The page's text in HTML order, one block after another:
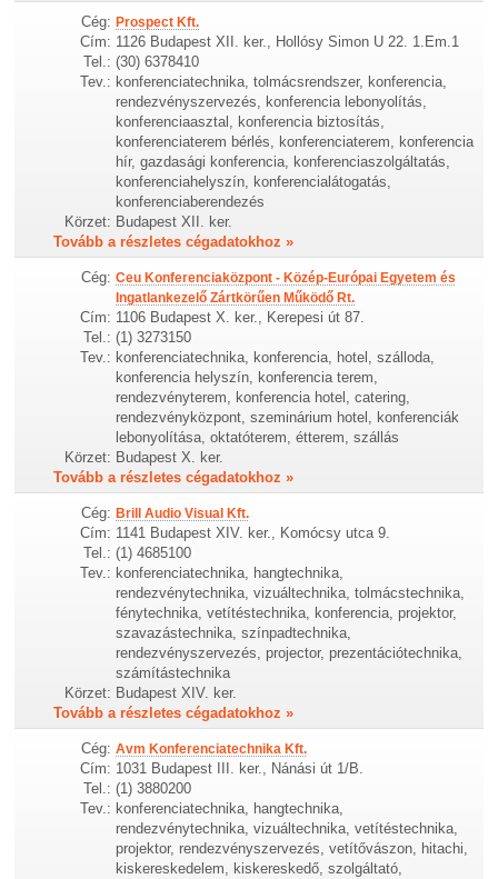
Cég: Prospect Kft.
Cím: 1126 Budapest XII. ker., Hollósy Simon U 22. 1.Em.1
Tel.: (30) 6378410
Tev.: konferenciatechnika, tolmácsrendszer, konferencia,
rendezvényszervezés, konferencia lebonyolítás,
konferenciaasztal, konferencia biztosítás,
konferenciaterem bérlés, konferenciaterem, konferencia
hír, gazdasági konferencia, konferenciaszolgáltatás,
konferenciahelyszín, konferencialátogatás,
konferenciaberendezés
Körzet: Budapest XII. ker.
Tovább a részletes cégadatokhoz »
Cég: Ceu Konferenciaközpont - Közép-Európai Egyetem és
Ingatlankezelő Zártkörűen Működő Rt.
Cím: 1106 Budapest X. ker., Kerepesi út 87.
Tel.: (1) 3273150
Tev.: konferenciatechnika, konferencia, hotel, szálloda,
konferencia helyszín, konferencia terem,
rendezvényterem, konferencia hotel, catering,
rendezvényközpont, szeminárium hotel, konferenciák
lebonyolítása, oktatóterem, étterem, szállás
Körzet: Budapest X. ker.
Tovább a részletes cégadatokhoz »
Cég: Brill Audio Visual Kft.
Cím: 1141 Budapest XIV. ker., Komócsy utca 9.
Tel.: (1) 4685100
Tev.: konferenciatechnika, hangtechnika,
rendezvénytechnika, vizuáltechnika, tolmácstechnika,
fénytechnika, vetítéstechnika, konferencia, projektor,
szavazástechnika, színpadtechnika,
rendezvényszervezés, projector, prezentációtechnika,
számítástechnika
Körzet: Budapest XIV. ker.
Tovább a részletes cégadatokhoz »
Cég: Avm Konferenciatechnika Kft.
Cím: 1031 Budapest III. ker., Nánási út 1/B.
Tel.: (1) 3880200
Tev.: konferenciatechnika, hangtechnika,
rendezvénytechnika, vizuáltechnika, vetítéstechnika,
projektor, rendezvényszervezés, vetítővászon, hitachi,
kiskereskedelem, kiskereskedő, szolgáltató,